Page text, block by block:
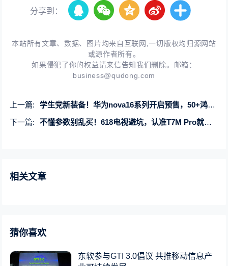
分享到：
本站所有文章、数据、图片均来自互联网,一切版权均归源网站
或源作者所有。
如果侵犯了你的权益请来信告知我们删除。邮箱：
business@qudong.com
上一篇:
学生党新装备！华为nova16系列开启预售，50+鸿蒙版校园应用体验再升级
下一篇:
不懂参数别乱买！618电视避坑，认准T7M Pro就够了
相关文章
猜你喜欢
东软参与GTI 3.0倡议 共推移动信息产